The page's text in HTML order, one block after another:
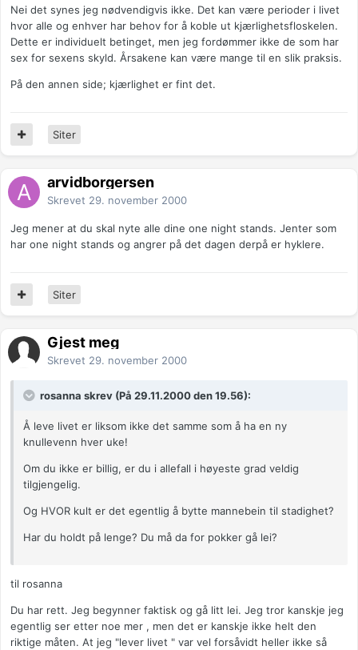
Nei det synes jeg nødvendigvis ikke. Det kan være perioder i livet
hvor alle og enhver har behov for å koble ut kjærlighetsfloskelen.
Dette er individuelt betinget, men jeg fordømmer ikke de som har
sex for sexens skyld. Årsakene kan være mange til en slik praksis.
På den annen side; kjærlighet er fint det.
Siter
arvidborgersen
Skrevet 29. november 2000
Jeg mener at du skal nyte alle dine one night stands. Jenter som
har one night stands og angrer på det dagen derpå er hyklere.
Siter
Gjest meg
Skrevet 29. november 2000
rosanna skrev (På 29.11.2000 den 19.56):
Å leve livet er liksom ikke det samme som å ha en ny
knullevenn hver uke!
Om du ikke er billig, er du i allefall i høyeste grad veldig
tilgjengelig.
Og HVOR kult er det egentlig å bytte mannebein til stadighet?
Har du holdt på lenge? Du må da for pokker gå lei?
til rosanna
Du har rett. Jeg begynner faktisk og gå litt lei. Jeg tror kanskje jeg
egentlig ser etter noe mer , men det er kanskje ikke helt den
riktige måten. At jeg "lever livet " var vel forsåvidt heller ikke så